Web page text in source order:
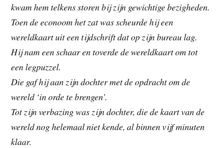
kwam hem telkens storen bij zijn gewichtige bezigheden.
Toen de econoom het zat was scheurde hij een
wereldkaart uit een tijdschrift dat op zijn bureau lag.
Hij nam een schaar en toverde de wereldkaart om tot
een legpuzzel.
Die gaf hij aan zijn dochter met de opdracht om de
wereld ‘in orde te brengen’.
Tot zijn verbazing was zijn dochter, die de kaart van de
wereld nog helemaal niet kende, al binnen vijf minuten
klaar.